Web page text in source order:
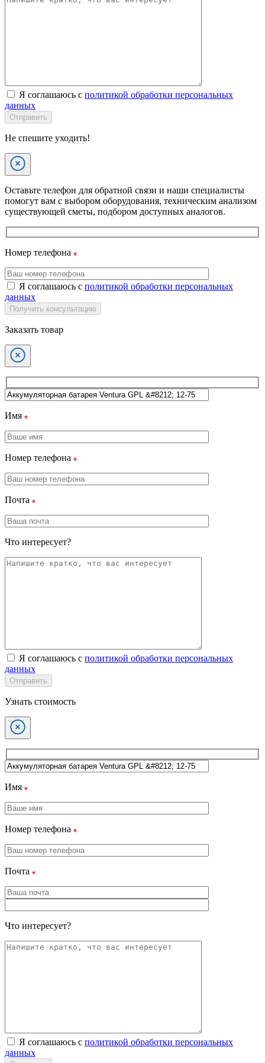
Я соглашаюсь с политикой обработки персональных
данных
Отправить
Не спешите уходить!
Оставьте телефон для обратной связи и наши специалисты
помогут вам с выбором оборудования, техническим анализом
существующей сметы, подбором доступных аналогов.
Номер телефона
Я соглашаюсь с политикой обработки персональных
данных
Получить консультацию
Заказать товар
Имя
Номер телефона
Почта
Что интересует?
Я соглашаюсь с политикой обработки персональных
данных
Отправить
Узнать стоимость
Имя
Номер телефона
Почта
Что интересует?
Я соглашаюсь с политикой обработки персональных
данных